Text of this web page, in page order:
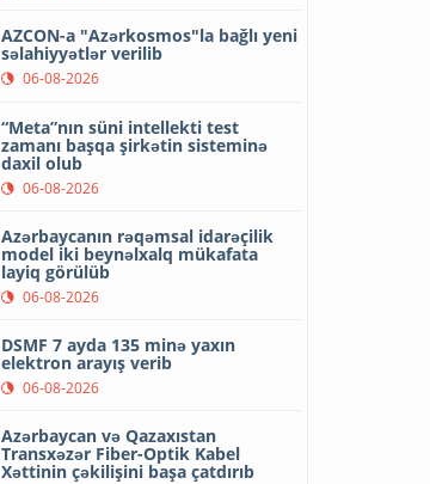
AZCON-a "Azərkosmos"la bağlı yeni
səlahiyyətlər verilib
06-08-2026
“Meta”nın süni intellekti test
zamanı başqa şirkətin sisteminə
daxil olub
06-08-2026
Azərbaycanın rəqəmsal idarəçilik
model iki beynəlxalq mükafata
layiq görülüb
06-08-2026
DSMF 7 ayda 135 minə yaxın
elektron arayış verib
06-08-2026
Azərbaycan və Qazaxıstan
Transxəzər Fiber-Optik Kabel
Xəttinin çəkilişini başa çatdırıb